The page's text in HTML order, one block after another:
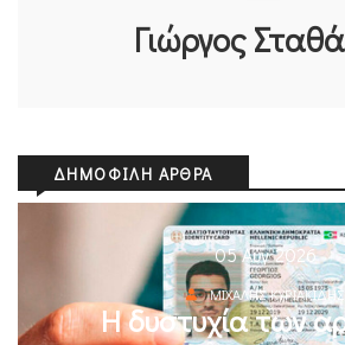
Γιώργος
ΔΗΜΟΦΙΛΉ ΆΡΘΡΑ
05 Αυγ 2026
ΜΙΧΆΛΗΣ ΚΥΡΙΑΚΊΔΗΣ
Η δυστυχία των